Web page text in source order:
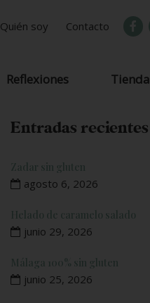
Quién soy Contacto
Reflexiones Tienda
Entradas recientes
Zadar sin gluten
agosto 6, 2026
Helado de caramelo salado
junio 29, 2026
Málaga 100% sin gluten
junio 25, 2026